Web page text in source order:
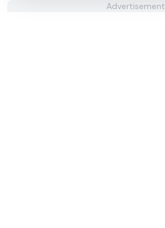
Advertisement